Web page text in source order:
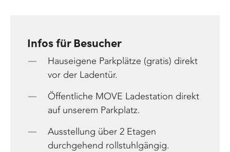
Infos für Besucher
Hauseigene Parkplätze (gratis) direkt
vor der Ladentür.
Öffentliche MOVE Ladestation direkt
auf unserem Parkplatz.
Ausstellung über 2 Etagen
durchgehend rollstuhlgängig.